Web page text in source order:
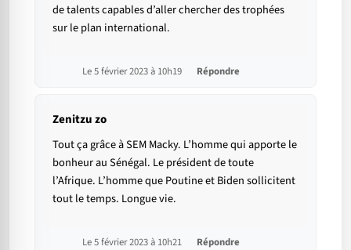
de talents capables d’aller chercher des trophées
sur le plan international.
Le 5 février 2023 à 10h19 Répondre
Zenitzu zo
Tout ça grâce à SEM Macky. L’homme qui apporte le
bonheur au Sénégal. Le président de toute
l’Afrique. L’homme que Poutine et Biden sollicitent
tout le temps. Longue vie.
Le 5 février 2023 à 10h21 Répondre